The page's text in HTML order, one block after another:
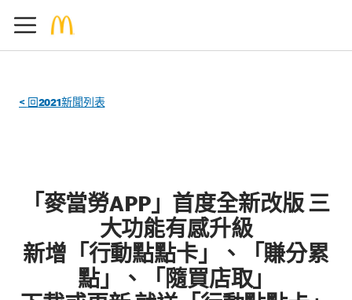
< 回2021新聞列表
「麥當勞APP」首度全新改版 三
大功能有感升級
新增「行動點點卡」、「賺分累
點」、「隨買店取」